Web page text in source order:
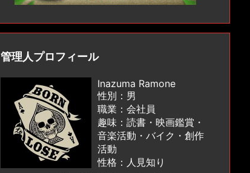
管理人プロフィール
Inazuma Ramone
性別：男
職業：会社員
趣味：読書・映画鑑賞・
音楽活動・バイク・創作
活動
性格：人見知り